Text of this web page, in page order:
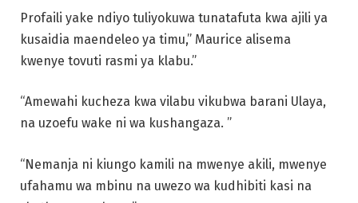
Profaili yake ndiyo tuliyokuwa tunatafuta kwa ajili ya
kusaidia maendeleo ya timu,” Maurice alisema
kwenye tovuti rasmi ya klabu.”
“Amewahi kucheza kwa vilabu vikubwa barani Ulaya,
na uzoefu wake ni wa kushangaza. ”
“Nemanja ni kiungo kamili na mwenye akili, mwenye
ufahamu wa mbinu na uwezo wa kudhibiti kasi na